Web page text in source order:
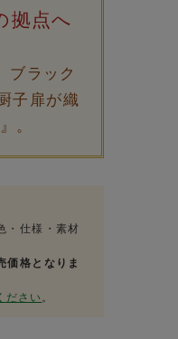
拠点へ
ブラック
子扉が織
。
・仕様・素材
価格となりま
ださい。